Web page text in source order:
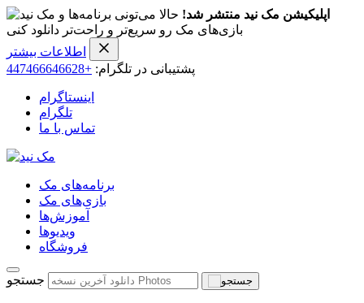
اپلیکیشن مک نید منتشر شد! حالا می‌تونی برنامه‌ها و
بازی‌های مک رو سریع‌تر و راحت‌تر دانلود کنی
اطلاعات بیشتر
پشتیبانی در تلگرام: +447466646628
اینستاگرام
تلگرام
تماس با ما
برنامه‌های مک
بازی‌های مک
آموزش‌ها
ویدیو‌ها
فروشگاه
جستجو